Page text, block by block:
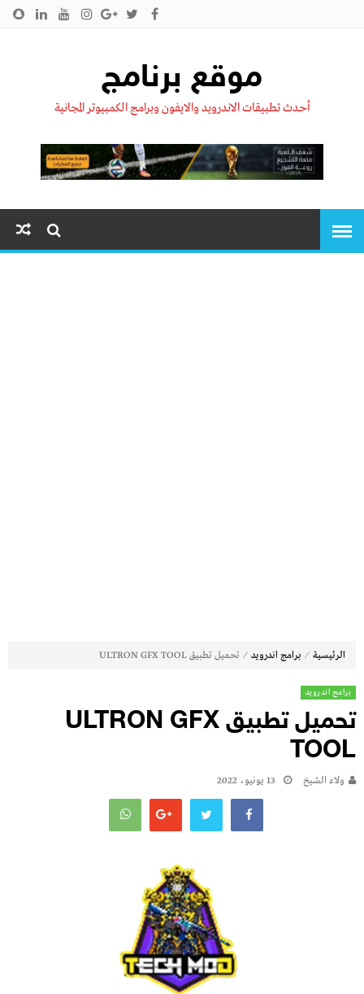
موقع برنامج
أحدث تطبيقات الاندرويد والايفون وبرامج الكمبيوتر المجانية
الرئيسية ⁄ برامج اندرويد ⁄ تحميل تطبيق ULTRON GFX TOOL
برامج اندرويد
تحميل تطبيق ULTRON GFX
TOOL
ولاء الشيخ 13 يونيو، 2022